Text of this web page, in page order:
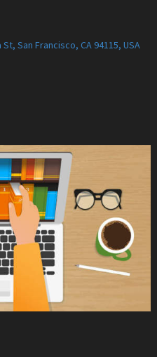
San Francisco, CA 94115, USA